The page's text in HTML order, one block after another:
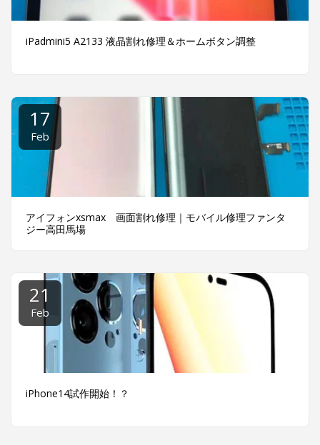
iPadmini5 A2133 液晶割れ修理＆ホームボタン調整
17
Feb
アイフォンxsmax 画面割れ修理｜モバイル修理ファンタ
ジー高田馬場
21
Feb
iPhone14試作開始！？